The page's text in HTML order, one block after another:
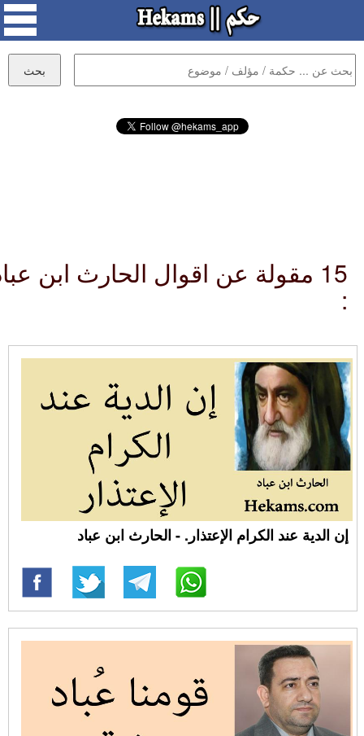
15 مقولة عن اقوال الحارث ابن
:
إن الدية عند الكرام الإعتذار. - الحارث ابن عباد